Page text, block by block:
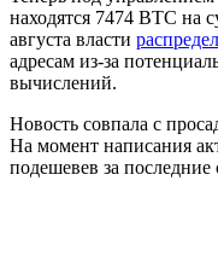
находятся 7474 BTC на
августа власти
адресам из-за
вычислений.
Новость совпала с
На момент написания
подешевев за